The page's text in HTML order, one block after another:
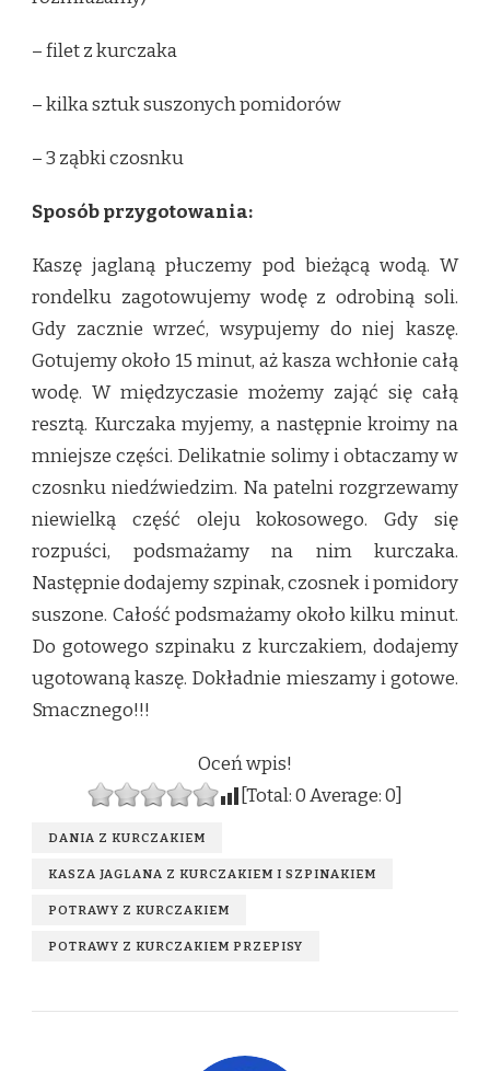
– filet z kurczaka
– kilka sztuk suszonych pomidorów
– 3 ząbki czosnku
Sposób przygotowania:
Kaszę jaglaną płuczemy pod bieżącą wodą. W
rondelku zagotowujemy wodę z odrobiną soli.
Gdy zacznie wrzeć, wsypujemy do niej kaszę.
Gotujemy około 15 minut, aż kasza wchłonie całą
wodę. W międzyczasie możemy zająć się całą
resztą. Kurczaka myjemy, a następnie kroimy na
mniejsze części. Delikatnie solimy i obtaczamy w
czosnku niedźwiedzim. Na patelni rozgrzewamy
niewielką część oleju kokosowego. Gdy się
rozpuści, podsmażamy na nim kurczaka.
Następnie dodajemy szpinak, czosnek i pomidory
suszone. Całość podsmażamy około kilku minut.
Do gotowego szpinaku z kurczakiem, dodajemy
ugotowaną kaszę. Dokładnie mieszamy i gotowe.
Smacznego!!!
Oceń wpis!
[Total:0Average:0]
DANIA Z KURCZAKIEM
KASZA JAGLANA Z KURCZAKIEM I SZPINAKIEM
POTRAWY Z KURCZAKIEM
POTRAWY Z KURCZAKIEM PRZEPISY